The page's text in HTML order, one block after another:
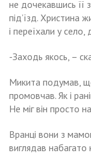
не дочекавшись її
під’їзд. Христина
і переїхали у
-Заходь якось, –
Микита подумав,
промовчав. Як і
Не міг він просто
Вранці вони з
виглядав